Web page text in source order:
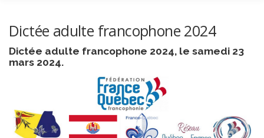
ACTUALITÉS
Dictée adulte francophone 2024
Dictée adulte francophone 2024, le samedi 23
mars 2024.